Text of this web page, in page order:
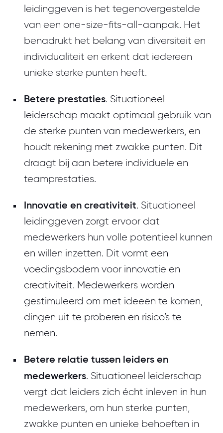
leidinggeven is het tegenovergestelde
van een one-size-fits-all-aanpak. Het
benadrukt het belang van diversiteit en
individualiteit en erkent dat iedereen
unieke sterke punten heeft.
Betere prestaties. Situationeel
leiderschap maakt optimaal gebruik van
de sterke punten van medewerkers, en
houdt rekening met zwakke punten. Dit
draagt bij aan betere individuele en
teamprestaties.
Innovatie en creativiteit. Situationeel
leidinggeven zorgt ervoor dat
medewerkers hun volle potentieel kunnen
en willen inzetten. Dit vormt een
voedingsbodem voor innovatie en
creativiteit. Medewerkers worden
gestimuleerd om met ideeën te komen,
dingen uit te proberen en risico’s te
nemen.
Betere relatie tussen leiders en
medewerkers. Situationeel leiderschap
vergt dat leiders zich écht inleven in hun
medewerkers, om hun sterke punten,
zwakke punten en unieke behoeften in